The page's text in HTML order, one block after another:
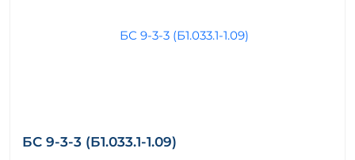
БС 9-3-3 (Б1.033.1-1.09)